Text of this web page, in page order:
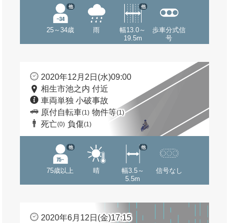
25～34歳
他
雨
幅13.0～
19.5m
他
歩車分式信
号
2020年12月2日(水)09:00
相生市池之内 付近
車両単独 小破事故
原付自転車(1) 物件等(1)
死亡(0) 負傷(1)
75歳以上
他
晴
幅3.5～
5.5m
他
信号なし
2020年6月12日(金)17:15